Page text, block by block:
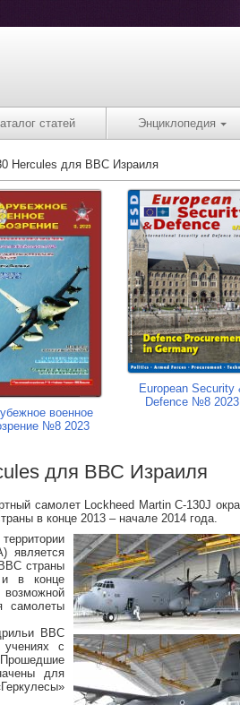
статей Энциклопедия
Hercules для ВВС Израиля
военное
№8 2023
European Security
Defence №8 2023
для ВВС Израиля
самолет Lockheed Martin C-130J
в конце 2013 – начале 2014 года.
является
страны
и в конце
самолеты
ВВС
с
для